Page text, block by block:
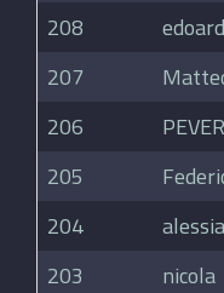
208
207
206
205
204
alessia
203
nicola